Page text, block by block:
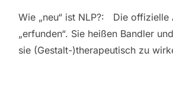
Wie „neu“ ist NLP?: Die
„erfunden“. Sie heißen Bandler
sie (Gestalt-)therapeutisch zu